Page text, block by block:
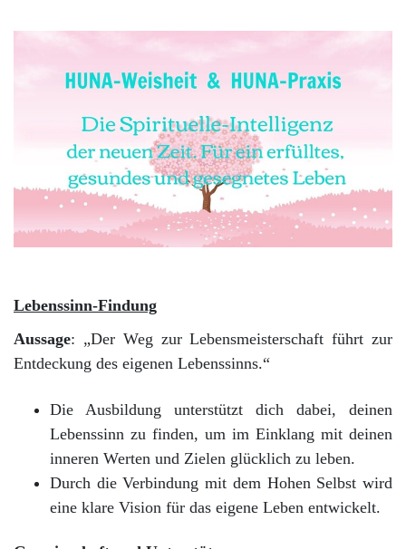
Lebenssinn-Findung
Aussage: „Der Weg zur Lebensmeisterschaft führt zur
Entdeckung des eigenen Lebenssinns.“
Die Ausbildung unterstützt dich dabei, deinen
Lebenssinn zu finden, um im Einklang mit deinen
inneren Werten und Zielen glücklich zu leben.
Durch die Verbindung mit dem Hohen Selbst wird
eine klare Vision für das eigene Leben entwickelt.